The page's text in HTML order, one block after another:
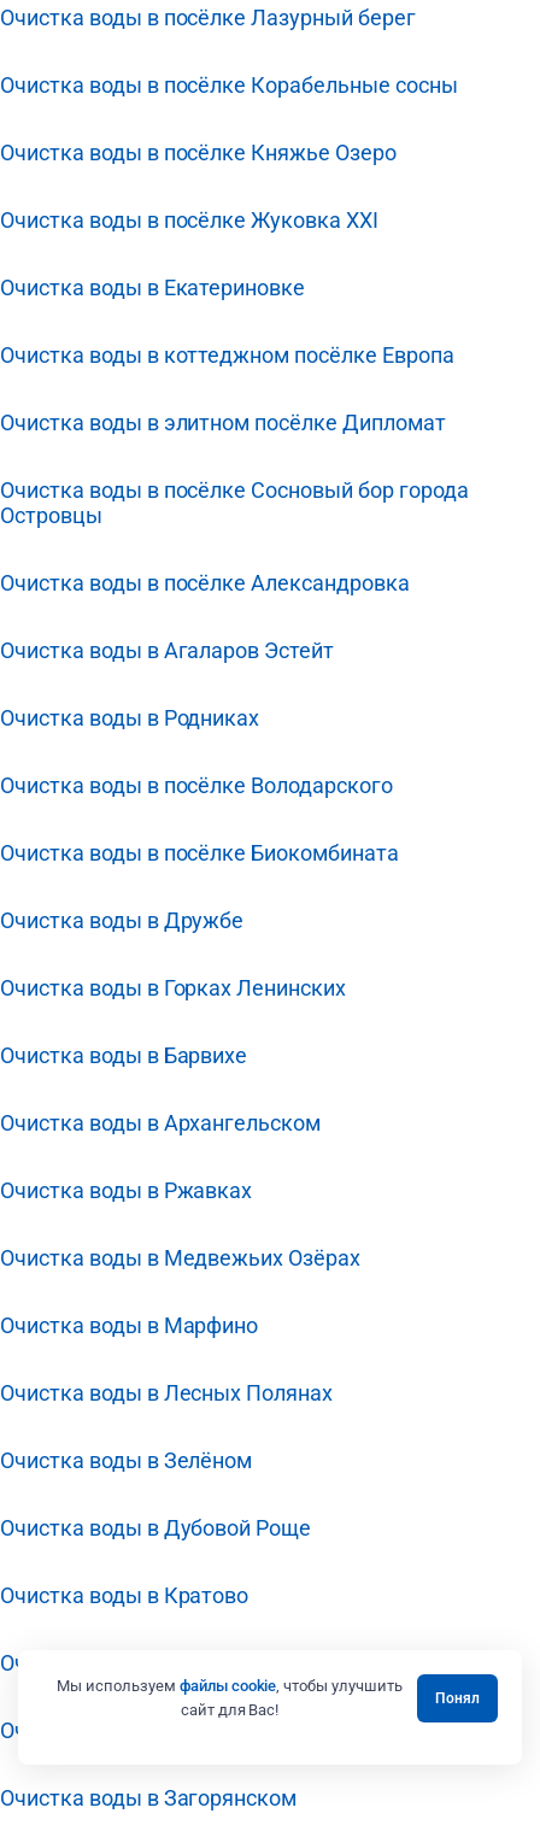
Очистка воды в посёлке Лазурный берег
Очистка воды в посёлке Корабельные сосны
Очистка воды в посёлке Княжье Озеро
Очистка воды в посёлке Жуковка XXI
Очистка воды в Екатериновке
Очистка воды в коттеджном посёлке Европа
Очистка воды в элитном посёлке Дипломат
Очистка воды в посёлке Сосновый бор города
Островцы
Очистка воды в посёлке Александровка
Очистка воды в Агаларов Эстейт
Очистка воды в Родниках
Очистка воды в посёлке Володарского
Очистка воды в посёлке Биокомбината
Очистка воды в Дружбе
Очистка воды в Горках Ленинских
Очистка воды в Барвихе
Очистка воды в Архангельском
Очистка воды в Ржавках
Очистка воды в Медвежьих Озёрах
Очистка воды в Марфино
Очистка воды в Лесных Полянах
Очистка воды в Зелёном
Очистка воды в Дубовой Роще
Очистка воды в Кратово
Очистка воды в Звёздном Городке
Очистка воды в Заречье
Очистка воды в Загорянском
Мы используем файлы cookie, чтобы улучшить
сайт для Вас!
Понял